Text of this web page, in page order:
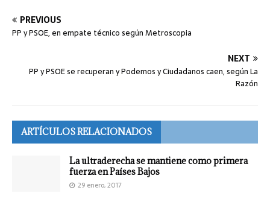
PREVIOUS
PP y PSOE, en empate técnico según Metroscopia
NEXT
PP y PSOE se recuperan y Podemos y Ciudadanos caen, según La
Razón
ARTÍCULOS RELACIONADOS
La ultraderecha se mantiene como primera
fuerza en Países Bajos
29 enero, 2017